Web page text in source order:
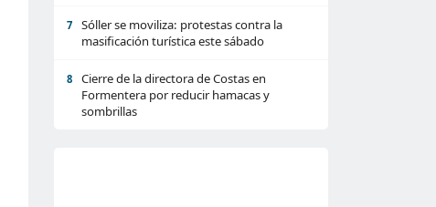
7
Sóller se moviliza: protestas contra la
masificación turística este sábado
8
Cierre de la directora de Costas en
Formentera por reducir hamacas y
sombrillas